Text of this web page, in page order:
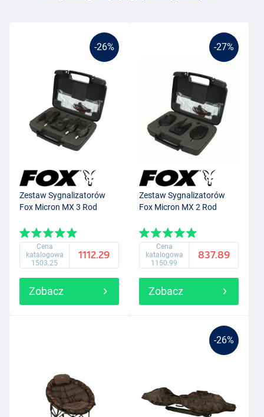
-26%
Zestaw Sygnalizatorów
Fox Micron MX 3 Rod
Cena
katalogowa
1503.25
1112.29
Zobacz
-27%
Zestaw Sygnalizatorów
Fox Micron MX 2 Rod
Cena
katalogowa
1150.99
837.89
Zobacz
-26%